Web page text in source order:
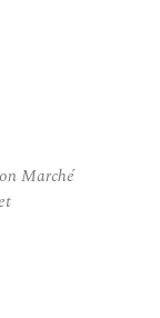
Marché